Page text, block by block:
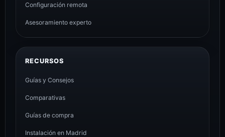
Configuración remota
Asesoramiento experto
RECURSOS
Guías y Consejos
Comparativas
Guías de compra
Instalación en Madrid